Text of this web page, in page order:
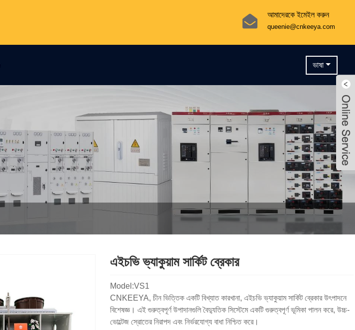
আমাদেরকে ইমেইল করুন
queenie@cnkeeya.com
ভাষা
এইচভি ভ্যাকুয়াম সার্কিট ব্রেকার
Model:VS1
CNKEEYA, চীন ভিত্তিক একটি বিখ্যাত কারখানা, এইচভি ভ্যাকুয়াম সার্কিট ব্রেকার উৎপাদনে
বিশেষজ্ঞ। এই গুরুত্বপূর্ণ উপাদানগুলি বৈদ্যুতিক সিস্টেমে একটি গুরুত্বপূর্ণ ভূমিকা পালন করে, উচ্চ-
ভোল্টেজ স্রোতের নিরাপদ এবং নির্ভরযোগ্য বাধা নিশ্চিত করে।